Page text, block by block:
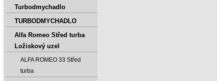
Turbodmychadlo
TURBODMYCHADLO
Alfa Romeo Střed turba
Ložiskový uzel
ALFA ROMEO 33 Střed
turba